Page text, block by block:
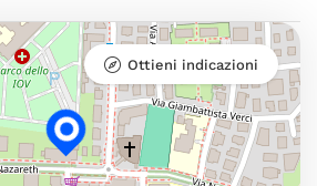
Ottieni indicazioni